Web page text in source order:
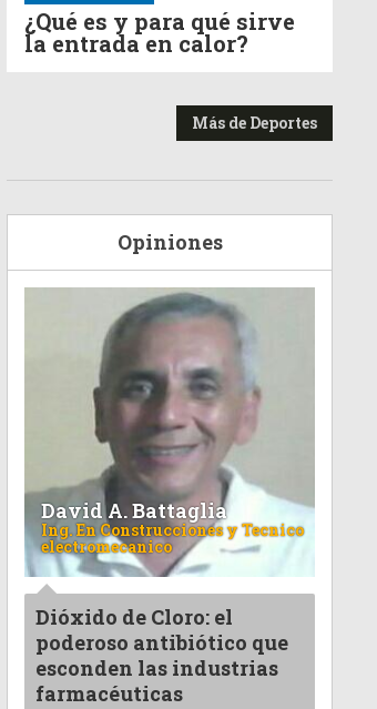
¿Qué es y para qué sirve
la entrada en calor?
Más de Deportes
Opiniones
David A. Battaglia
Ing. En Construcciones y Tecnico
electromecanico
Dióxido de Cloro: el
poderoso antibiótico que
esconden las industrias
farmacéuticas